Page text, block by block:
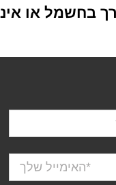
בחשמל או